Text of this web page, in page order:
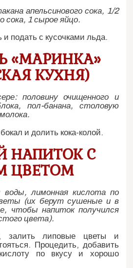
апельсинового сока, 1/2
сока, 1 сырое яйцо.
и подать с кусочками льда.
«МАРИНКА»
КУХНЯ)
половину очищенного и
пол-банана, столовую
и долить кока-колой.
НАПИТОК С
ЦВЕТОМ
лимонная кислота по
(их берут сушеные и в
чтобы напиток получился
цвета).
залить липовые цветы и
Процедить, добавить
по вкусу и хорошо